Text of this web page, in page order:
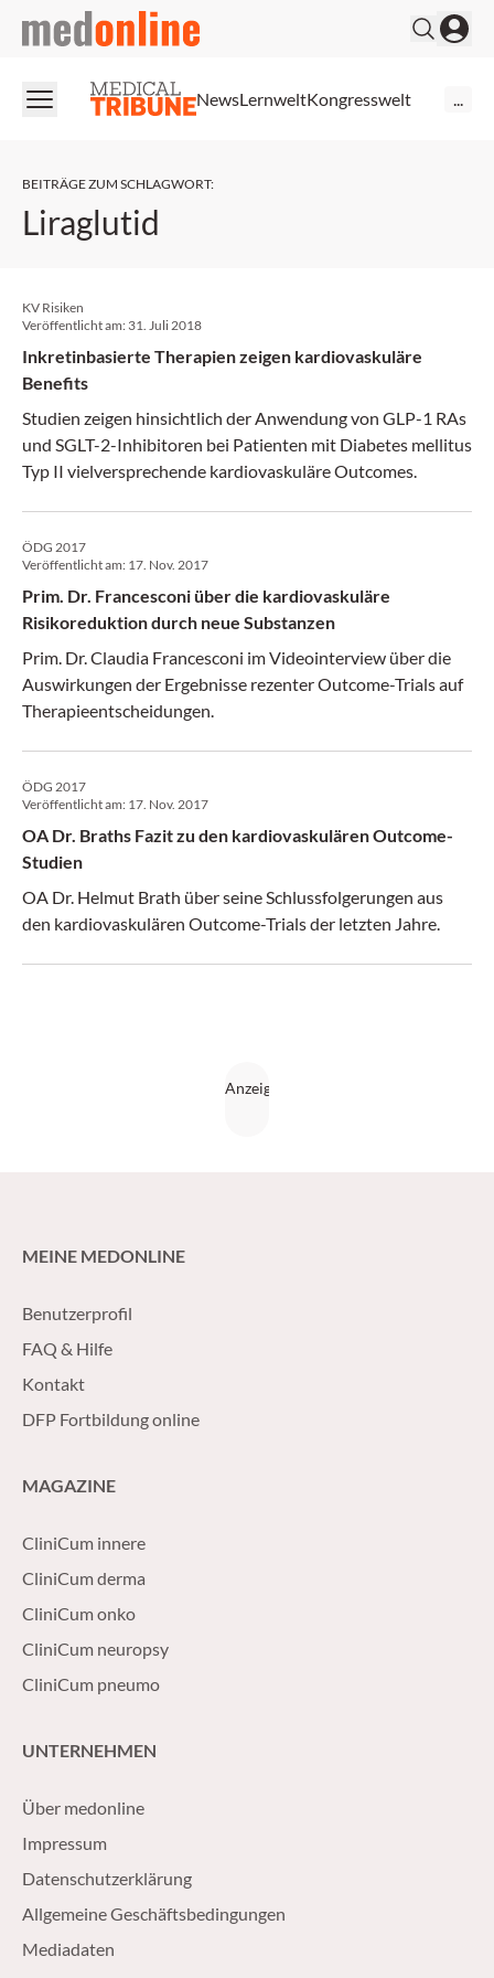
medonline
NewsLernweltKongresswelt
BEITRÄGE ZUM SCHLAGWORT:
Liraglutid
KV Risiken
Veröffentlicht am: 31. Juli 2018
Inkretinbasierte Therapien zeigen kardiovaskuläre
Benefits
Studien zeigen hinsichtlich der Anwendung von GLP-1 RAs
und SGLT-2-Inhibitoren bei Patienten mit Diabetes mellitus
Typ II vielversprechende kardiovaskuläre Outcomes.
ÖDG 2017
Veröffentlicht am: 17. Nov. 2017
Prim. Dr. Francesconi über die kardiovaskuläre
Risikoreduktion durch neue Substanzen
Prim. Dr. Claudia Francesconi im Videointerview über die
Auswirkungen der Ergebnisse rezenter Outcome-Trials auf
Therapieentscheidungen.
ÖDG 2017
Veröffentlicht am: 17. Nov. 2017
OA Dr. Braths Fazit zu den kardiovaskulären Outcome-
Studien
OA Dr. Helmut Brath über seine Schlussfolgerungen aus
den kardiovaskulären Outcome-Trials der letzten Jahre.
MEINE MEDONLINE
Benutzerprofil
FAQ & Hilfe
Kontakt
DFP Fortbildung online
MAGAZINE
CliniCum innere
CliniCum derma
CliniCum onko
CliniCum neuropsy
CliniCum pneumo
UNTERNEHMEN
Über medonline
Impressum
Datenschutzerklärung
Allgemeine Geschäftsbedingungen
Mediadaten